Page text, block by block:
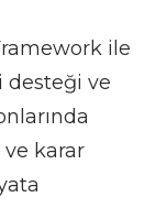
ile
desteği ve
karar